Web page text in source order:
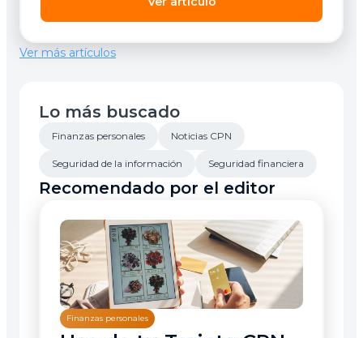
Ver más artículos
Lo más buscado
Finanzas personales Noticias CPN
Seguridad de la información Seguridad financiera
Recomendado por el editor
Finanzas personales